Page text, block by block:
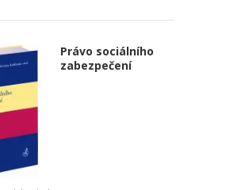
Právo sociálního
zabezpečení